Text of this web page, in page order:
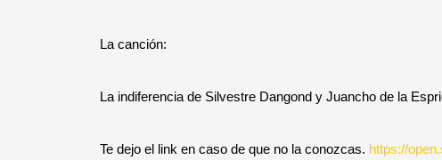
La canción:
La indiferencia de Silvestre Dangond y Juancho de la
Te dejo el link en caso de que no la conozcas. https://